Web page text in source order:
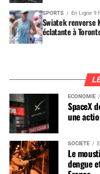
SPORTS En Ligne 9
Swiatek renverse
éclatante à
ÉCONOMIE
SpaceX
une
SOCIÉTÉ
Le
dengue